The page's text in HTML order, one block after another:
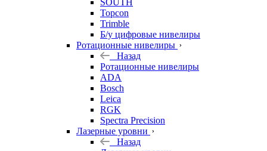
SOUTH
Topcon
Trimble
Б/у цифровые нивелиры
Ротационные нивелиры
Назад
Ротационные нивелиры
ADA
Bosch
Leica
RGK
Spectra Precision
Лазерные уровни
Назад